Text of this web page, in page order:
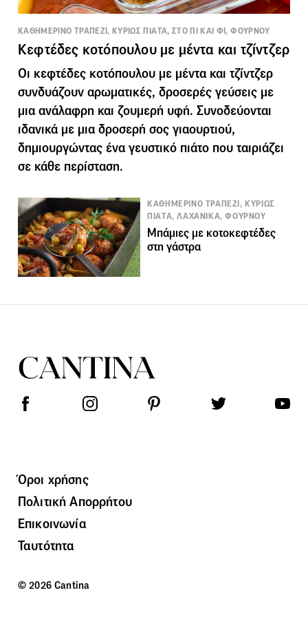
ΚΑΘΗΜΕΡΙΝΟ ΤΡΑΠΕΖΙ, ΚΥΡΙΩΣ ΠΙΑΤΑ, ΣΤΟ ΠΙ ΚΑΙ ΦΙ, ΦΟΥΡΝΟΥ
Κεφτέδες κοτόπουλου με μέντα και τζίντζερ
Οι κεφτέδες κοτόπουλου με μέντα και τζίντζερ
συνδυάζουν αρωματικές, δροσερές γεύσεις με
μια ανάλαφρη και ζουμερή υφή. Συνοδεύονται
ιδανικά με μια δροσερή σος γιαουρτιού,
δημιουργώντας ένα γευστικό πιάτο που ταιριάζει
σε κάθε περίσταση.
ΚΑΘΗΜΕΡΙΝΟ ΤΡΑΠΕΖΙ, ΚΥΡΙΩΣ
ΠΙΑΤΑ, ΛΑΧΑΝΙΚΑ, ΦΟΥΡΝΟΥ
Μπάμιες με κοτοκεφτέδες
στη γάστρα
Όροι χρήσης
Πολιτική Απορρήτου
Επικοινωνία
Ταυτότητα
© 2026 Cantina